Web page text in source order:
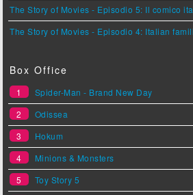
The Story of Movies - Episodio 5: Il comico
The Story of Movies - Episodio 4: Italian
Box Office
1
Spider-Man - Brand New Day
2
Odissea
3
Hokum
4
Minions & Monsters
5
Toy Story 5